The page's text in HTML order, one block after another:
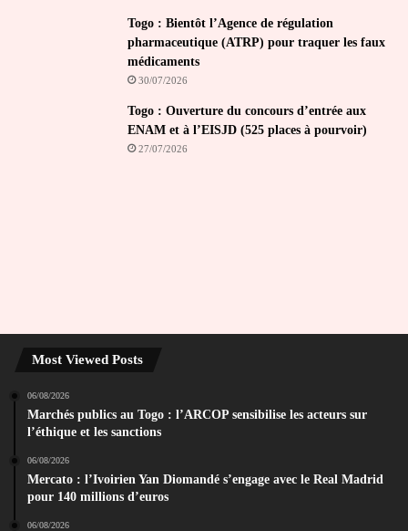
Togo : Bientôt l’Agence de régulation
pharmaceutique (ATRP) pour traquer les faux
médicaments
30/07/2026
Togo : Ouverture du concours d’entrée aux
ENAM et à l’EISJD (525 places à pourvoir)
27/07/2026
Most Viewed Posts
06/08/2026
Marchés publics au Togo : l’ARCOP sensibilise les acteurs sur
l’éthique et les sanctions
06/08/2026
Mercato : l’Ivoirien Yan Diomandé s’engage avec le Real Madrid
pour 140 millions d’euros
06/08/2026